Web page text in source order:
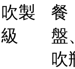
吹製
級
餐
盤
吹